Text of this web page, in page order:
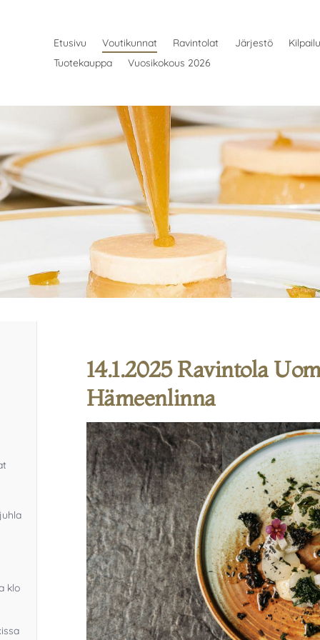
Etusivu Voutikunnat Ravintolat Järjestö
Tuotekauppa
Vuosikokous 2026
klo
14.1.2025 Ravintola
Hämeenlinna